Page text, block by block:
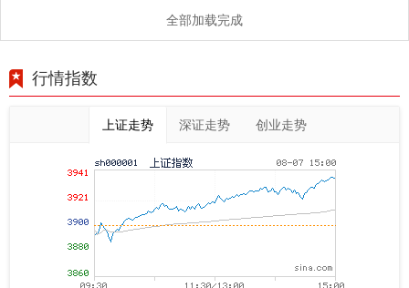
全部加载完成
行情指数
上证走势 深证走势 创业走势